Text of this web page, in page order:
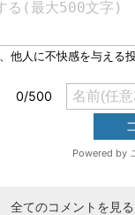
全てのコメントを見る